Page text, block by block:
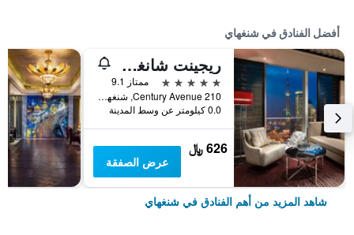
أفضل الفنادق في شنغهاي
ريجينت شانغهاي بودونج
5 نجوم
ممتاز 9.1
210 Century Avenue, شنغهاي, الصين
0.0 كيلومتر عن وسط المدينة
626 ﷼
عرض الصفقة
شاهد المزيد من أهم الفنادق في شنغهاي